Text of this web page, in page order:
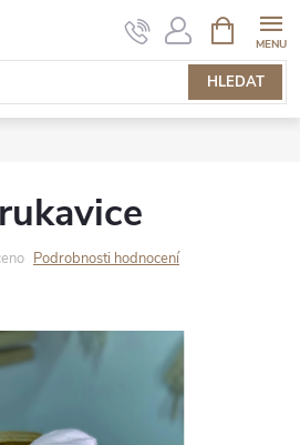
HLEDAT
NÁKUPNÍ
KOŠÍK
Podrobnosti hodnocení